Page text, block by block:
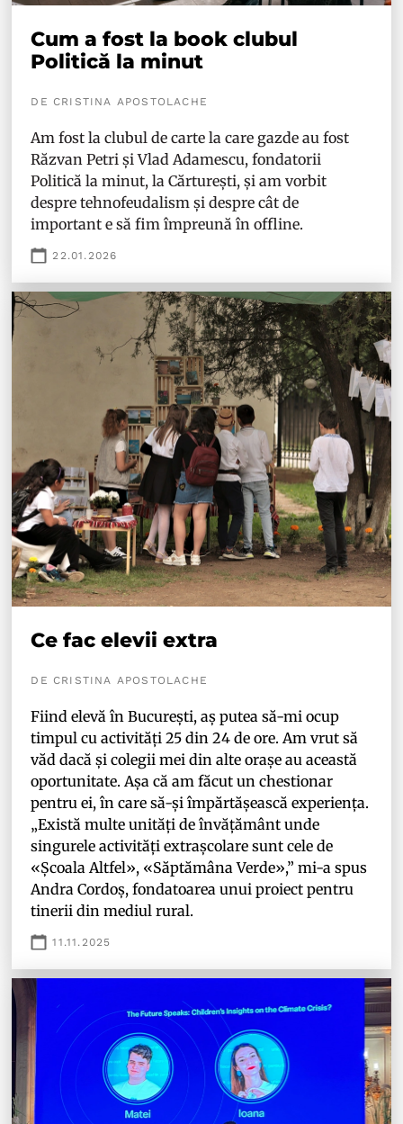
Cum a fost la book clubul
Politică la minut
DE CRISTINA APOSTOLACHE
Am fost la clubul de carte la care gazde au fost
Răzvan Petri și Vlad Adamescu, fondatorii
Politică la minut, la Cărturești, și am vorbit
despre tehnofeudalism și despre cât de
important e să fim împreună în offline.
22.01.2026
Ce fac elevii extra
DE CRISTINA APOSTOLACHE
Fiind elevă în București, aș putea să-mi ocup
timpul cu activități 25 din 24 de ore. Am vrut să
văd dacă și colegii mei din alte orașe au această
oportunitate. Așa că am făcut un chestionar
pentru ei, în care să-și împărtășească experiența.
„Există multe unități de învățământ unde
singurele activități extrașcolare sunt cele de
«Școala Altfel», «Săptămâna Verde»,” mi-a spus
Andra Cordoș, fondatoarea unui proiect pentru
tinerii din mediul rural.
11.11.2025